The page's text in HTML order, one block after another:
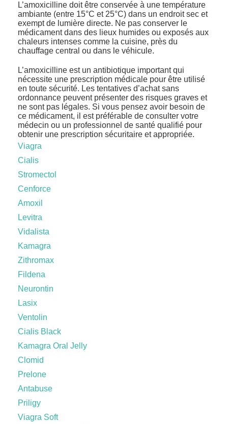
L’amoxicilline doit être conservée à une température
ambiante (entre 15°C et 25°C) dans un endroit sec et
exempt de lumière directe. Ne pas conserver le
médicament dans des lieux humides ou exposés aux
chaleurs intenses comme la cuisine, près du
chauffage central ou dans le véhicule.
L’amoxicilline est un antibiotique important qui
nécessite une prescription médicale pour être utilisé
en toute sécurité. Les tentatives d’achat sans
ordonnance peuvent présenter des risques graves et
ne sont pas légales. Si vous pensez avoir besoin de
ce médicament, il est préférable de consulter votre
médecin ou un professionnel de santé qualifié pour
obtenir une prescription sécuritaire et appropriée.
Viagra
Cialis
Stromectol
Cenforce
Amoxil
Levitra
Vidalista
Kamagra
Zithromax
Fildena
Neurontin
Lasix
Ventolin
Cialis Black
Kamagra Oral Jelly
Clomid
Prelone
Antabuse
Priligy
Viagra Soft